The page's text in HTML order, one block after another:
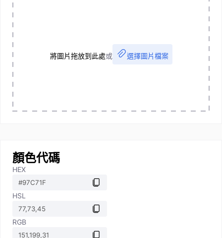
將圖片拖放到此處或 選擇圖片檔案
顏色代碼
HEX
HSL
RGB